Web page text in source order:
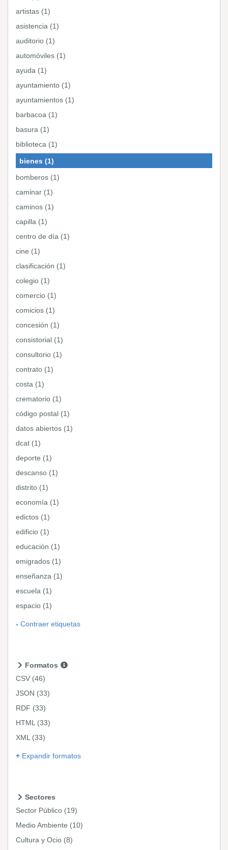
artistas (1)
asistencia (1)
auditorio (1)
automóviles (1)
ayuda (1)
ayuntamiento (1)
ayuntamientos (1)
barbacoa (1)
basura (1)
biblioteca (1)
bienes (1)
bomberos (1)
caminar (1)
caminos (1)
capilla (1)
centro de día (1)
cine (1)
clasificación (1)
colegio (1)
comercio (1)
comicios (1)
concesión (1)
consistorial (1)
consultorio (1)
contrato (1)
costa (1)
crematorio (1)
código postal (1)
datos abiertos (1)
dcat (1)
deporte (1)
descanso (1)
distrito (1)
economía (1)
edictos (1)
edificio (1)
educación (1)
emigrados (1)
enseñanza (1)
escuela (1)
espacio (1)
Contraer etiquetas
Formatos
CSV (46)
JSON (33)
RDF (33)
HTML (33)
XML (33)
Expandir formatos
Sectores
Sector Público (19)
Medio Ambiente (10)
Cultura y Ocio (8)